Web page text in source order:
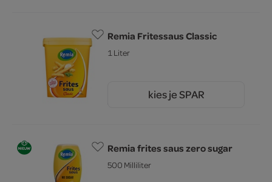
Remia Fritessaus Classic
1 Liter
kies je SPAR
Remia frites saus zero sugar
500 Milliliter